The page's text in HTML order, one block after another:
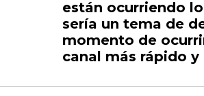
están ocurriendo
sería un tema de
momento de
canal más rápido y